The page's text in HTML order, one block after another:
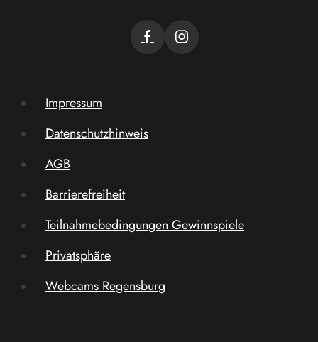
Impressum
Datenschutzhinweis
AGB
Barrierefreiheit
Teilnahmebedingungen Gewinnspiele
Privatsphäre
Webcams Regensburg